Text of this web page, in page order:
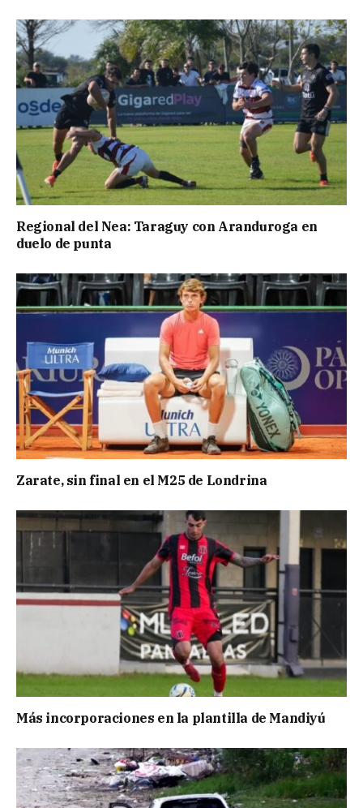
Regional del Nea: Taraguy con Aranduroga en
duelo de punta
Zarate, sin final en el M25 de Londrina
Más incorporaciones en la plantilla de Mandiyú